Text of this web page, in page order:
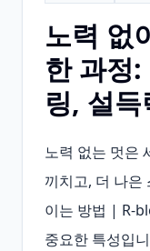
노력 없
한 과정
링, 설
노력 없는 멋은
끼치고, 더 나은
이는 방법 |
중요한 특성입